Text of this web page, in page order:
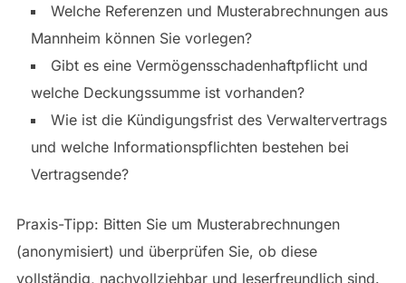
Welche Referenzen und Musterabrechnungen aus
Mannheim können Sie vorlegen?
Gibt es eine Vermögensschadenhaftpflicht und
welche Deckungssumme ist vorhanden?
Wie ist die Kündigungsfrist des Verwaltervertrags
und welche Informationspflichten bestehen bei
Vertragsende?
Praxis-Tipp: Bitten Sie um Musterabrechnungen
(anonymisiert) und überprüfen Sie, ob diese
vollständig, nachvollziehbar und leserfreundlich sind.